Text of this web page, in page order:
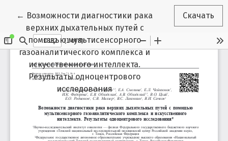
← Вернуться к Подробностям о статье
Возможности диагностики рака
верхних дыхательных путей с
помощью мультисенсорного
газоаналитического комплекса и
искусственного интеллекта.
Результаты одноцентрового
исследования
Скачать